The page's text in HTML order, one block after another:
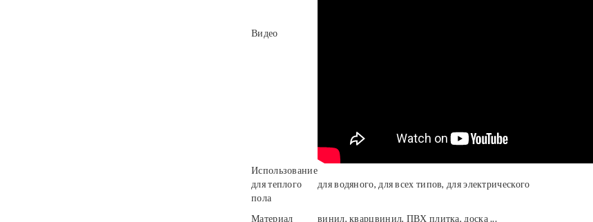
Видео
Использование
для теплого
пола
для водяного, для всех типов, для электрического
Материал винил, кварцвинил, ПВХ плитка, доска ...